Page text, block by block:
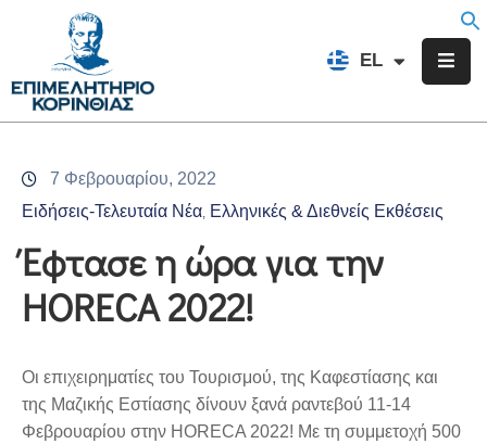
EL
FR
Επιμελητήριο
Υπηρεσίες
Προγράμματα
Δράσεις
Επικοινωνία
7 Φεβρουαρίου, 2022
Ειδήσεις-Τελευταία Νέα Ελληνικές & Διεθνείς Εκθέσεις
Έφτασε η ώρα για την
HORECA 2022!
Οι επιχειρηματίες του Τουρισμού, της Καφεστίασης και
της Μαζικής Εστίασης δίνουν ξανά ραντεβού 11-14
Φεβρουαρίου στην HORECA 2022! Με τη συμμετοχή 500